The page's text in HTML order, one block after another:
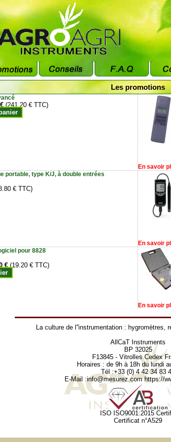
Les promotions
(241.20 € TTC)
En savoir
portable, type K/J, à double entrées
€ TTC)
En savoir
pour 8828
€ (19.20 € TTC)
En savoir
La culture de l''instrumentation : hygromètres,
AllCaT Instruments
BP 32025
F13845 - Vitrolles Cedex
Horaires : de 9h à 18h du lundi
Tél :+33 (0) 4 42 34 83
E-Mail :info@mesurez.com https://
ISO ISO9001:2015
Certificat n°A529